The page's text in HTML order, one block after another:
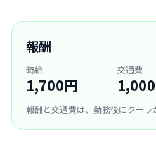
報酬
時給
1,700円
交通費
報酬と交通費は、勤務後にクーラ